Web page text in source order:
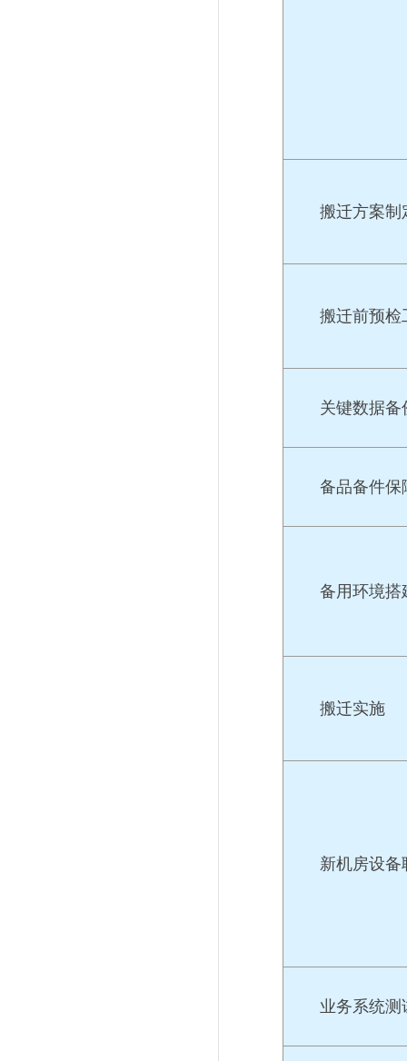
搬迁方案制
搬迁前预检
关键数据备
备品备件保
备用环境搭
搬迁实施
新机房设备
业务系统测